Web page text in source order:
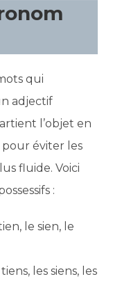
qui
adjectif
l’objet en
pour éviter les
fluide. Voici
:
le sien, le
les siens, les